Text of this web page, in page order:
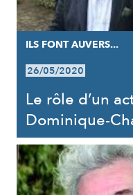
ILS FONT AUVERS...
26/05/2020
Le rôle d’un
Dominique-